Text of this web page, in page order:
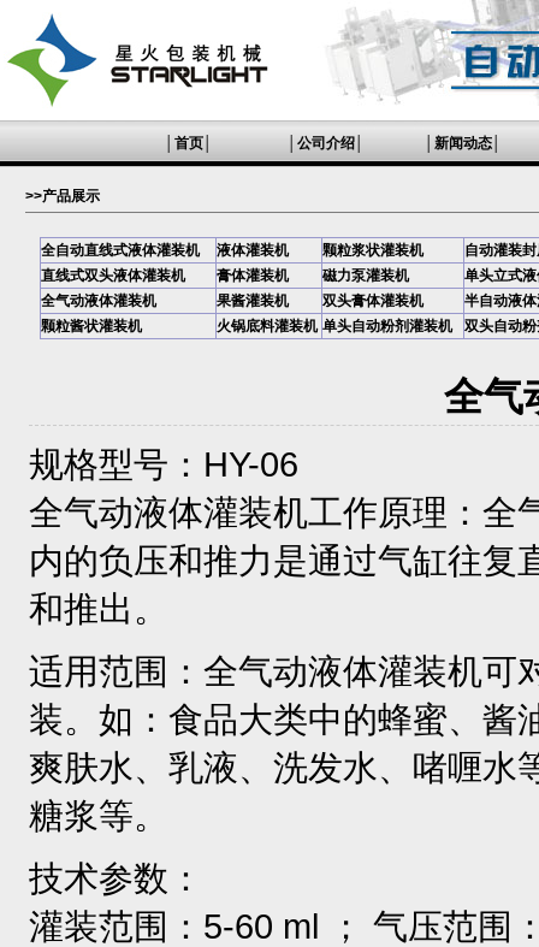
首页 公司介绍 新闻动态
>>产品展示
全自动直线式液体灌装机 液体灌装机 颗粒浆状灌装机
自动灌装
直线式双头液体灌装机
膏体灌装机 磁力泵灌装机
单头立式
全气动液体灌装机
果酱灌装机 双头膏体灌装机
半自动液
颗粒酱状灌装机
火锅底料灌装机 单头自动粉剂灌装机 双头自动
全气
规格型号：HY-06
全气动液体灌装机工作原理：全
内的负压和推力是通过气缸往复
和推出。
适用范围：全气动液体灌装机可
装。如：食品大类中的蜂蜜、酱
爽肤水、乳液、洗发水、啫喱水
糖浆等。
技术参数：
灌装范围：5-60 ml ； 气压范围